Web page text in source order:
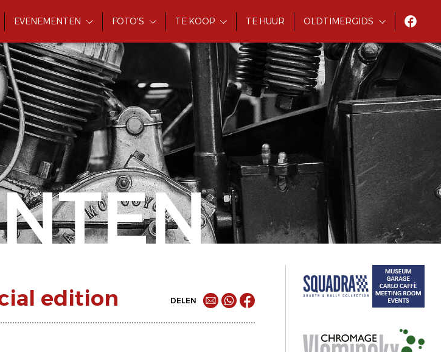
EVENEMENTEN FOTO'S TE KOOP TE HUUR OLDTIMERGIDS
edition DELEN